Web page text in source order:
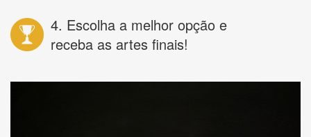
4. Escolha a melhor opção e
receba as artes finais!